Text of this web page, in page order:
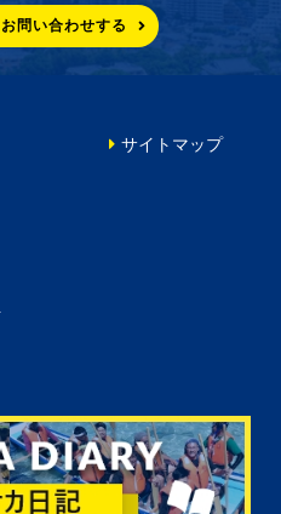
お問い合わせする
サイトマップ